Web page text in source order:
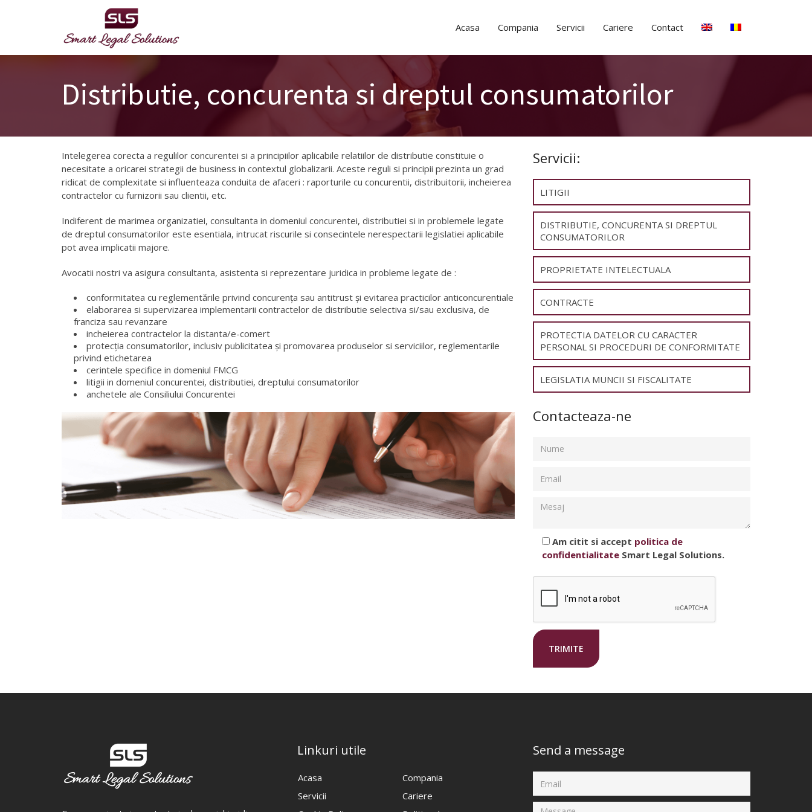
Acasa Compania Servicii Cariere Contact
Distributie, concurenta si dreptul consumatorilor
Intelegerea corecta a regulilor concurentei si a principiilor aplicabile relatiilor de distributie constituie o
necesitate a oricarei strategii de business in contextul globalizarii. Aceste reguli si principii prezinta un grad
ridicat de complexitate si influenteaza conduita de afaceri : raporturile cu concurentii, distribuitorii, incheierea
contractelor cu furnizorii sau clientii, etc.
Indiferent de marimea organizatiei, consultanta in domeniul concurentei, distributiei si in problemele legate
de dreptul consumatorilor este esentiala, intrucat riscurile si consecintele nerespectarii legislatiei aplicabile
pot avea implicatii majore.
Avocatii nostri va asigura consultanta, asistenta si reprezentare juridica in probleme legate de :
conformitatea cu reglementările privind concurența sau antitrust și evitarea practicilor anticoncurentiale
elaborarea si supervizarea implementarii contractelor de distributie selectiva si/sau exclusiva, de
franciza sau revanzare
incheierea contractelor la distanta/e-comert
protecția consumatorilor, inclusiv publicitatea și promovarea produselor si serviciilor, reglementarile
privind etichetarea
cerintele specifice in domeniul FMCG
litigii in domeniul concurentei, distributiei, dreptului consumatorilor
anchetele ale Consiliului Concurentei
Servicii:
LITIGII
DISTRIBUTIE, CONCURENTA SI DREPTUL
CONSUMATORILOR
PROPRIETATE INTELECTUALA
CONTRACTE
PROTECTIA DATELOR CU CARACTER
PERSONAL SI PROCEDURI DE CONFORMITATE
LEGISLATIA MUNCII SI FISCALITATE
Contacteaza-ne
Am citit si accept politica de
confidentialitate Smart Legal Solutions.
Linkuri utile
Acasa
Compania
Servicii
Cariere
Send a message